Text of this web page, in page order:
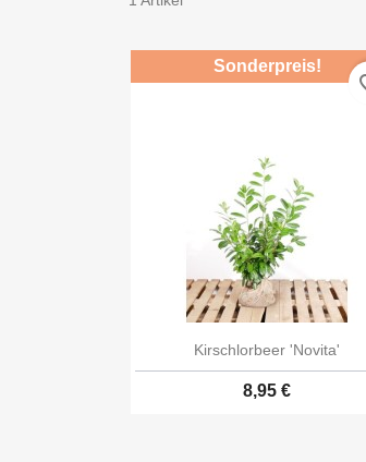
Kirschlorbeer 'Novita'
8,95 €
Sonderpreis!